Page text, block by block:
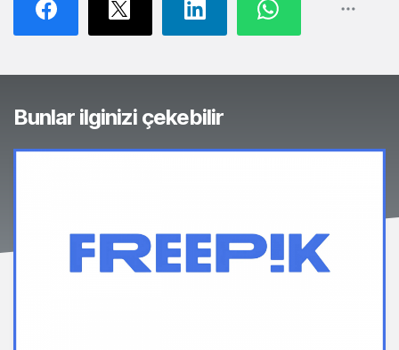
Bunlar ilginizi çekebilir